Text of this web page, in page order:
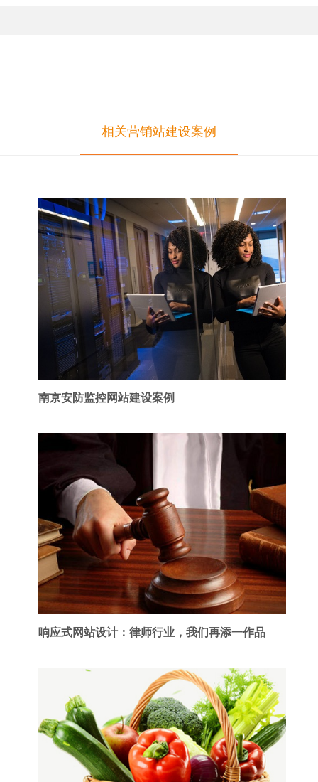
相关营销站建设案例
南京安防监控网站建设案例
响应式网站设计：律师行业，我们再添一作品